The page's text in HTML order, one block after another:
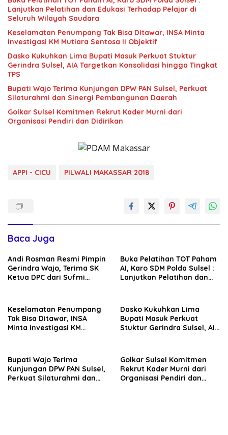
Lanjutkan Pelatihan dan Edukasi Terhadap Pelajar di
Seluruh Wilayah Saudara
Keselamatan Penumpang Tak Bisa Ditawar, INSA Minta
Investigasi KM Mutiara Sentosa II Objektif
Dasko Kukuhkan Lima Bupati Masuk Perkuat Stuktur
Gerindra Sulsel, AIA Targetkan Konsolidasi hingga Tingkat
TPS
Bupati Wajo Terima Kunjungan DPW PAN Sulsel, Perkuat
Silaturahmi dan Sinergi Pembangunan Daerah
Golkar Sulsel Komitmen Rekrut Kader Murni dari
Organisasi Pendiri dan Didirikan
APPI - CICU PILWALI MAKASSAR 2018
Baca Juga
Andi Rosman Resmi Pimpin
Gerindra Wajo, Terima SK
Ketua DPC dari Sufmi
Buka Pelatihan TOT Paham
AI, Karo SDM Polda Sulsel :
Lanjutkan Pelatihan dan
Keselamatan Penumpang
Tak Bisa Ditawar, INSA
Minta Investigasi KM
Dasko Kukuhkan Lima
Bupati Masuk Perkuat
Stuktur Gerindra Sulsel, AIA
Bupati Wajo Terima
Kunjungan DPW PAN Sulsel,
Perkuat Silaturahmi dan
Golkar Sulsel Komitmen
Rekrut Kader Murni dari
Organisasi Pendiri dan